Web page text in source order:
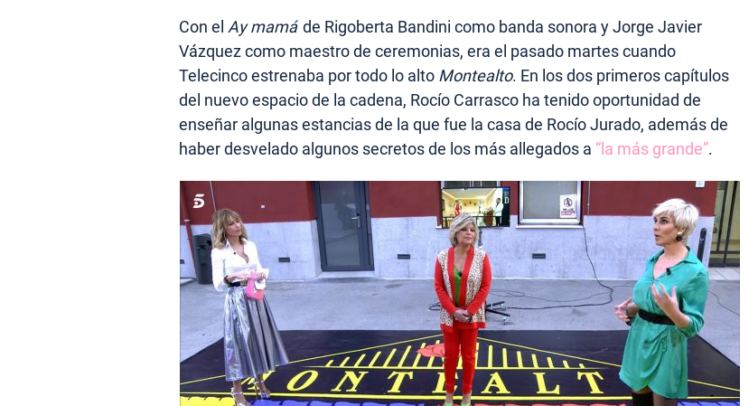
Con el Ay mamá de Rigoberta Bandini como banda sonora y Jorge Javier
Vázquez como maestro de ceremonias, era el pasado martes cuando
Telecinco estrenaba por todo lo alto Montealto. En los dos primeros capítulos
del nuevo espacio de la cadena, Rocío Carrasco ha tenido oportunidad de
enseñar algunas estancias de la que fue la casa de Rocío Jurado, además de
haber desvelado algunos secretos de los más allegados a “la más grande”.